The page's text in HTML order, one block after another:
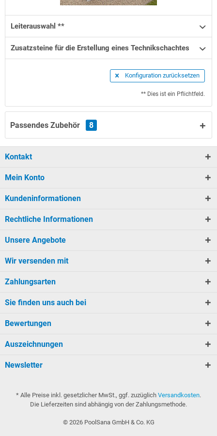
Leiterauswahl **
Zusatzsteine für die Erstellung eines Technikschachtes
Konfiguration zurücksetzen
** Dies ist ein Pflichtfeld.
Passendes Zubehör 8
Kontakt
Mein Konto
Kundeninformationen
Rechtliche Informationen
Unsere Angebote
Wir versenden mit
Zahlungsarten
Sie finden uns auch bei
Bewertungen
Auszeichnungen
Newsletter
* Alle Preise inkl. gesetzlicher MwSt., ggf. zuzüglich Versandkosten.
Die Lieferzeiten sind abhängig von der Zahlungsmethode.
© 2026PoolSana GmbH & Co. KG